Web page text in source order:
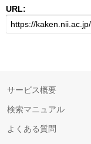
URL:
サービス概要
検索マニュアル
よくある質問